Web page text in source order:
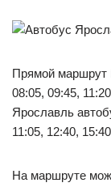
Прямой маршрут
08:05, 09:45,
Ярославль
11:05, 12:40,
На маршруте